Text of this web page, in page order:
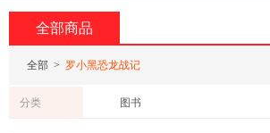
全部商品
全部 > 罗小黑恐龙战记
分类 图书
加